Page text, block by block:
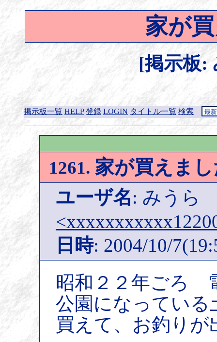
家が
[掲示板:
掲示板一覧 HELP 登録 LOGIN タイトル一覧 検索
1261. 家が買えま
ユーザ名: みうら
日時: 2004/10/
昭和２２年ごろ
公園になっている
買えて、お釣りが